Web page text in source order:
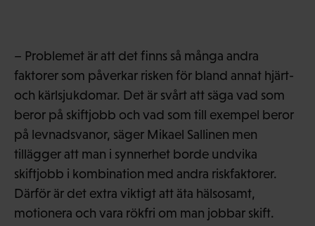
– Problemet är att det finns så många andra
faktorer som påverkar risken för bland annat hjärt-
och kärlsjukdomar. Det är svårt att säga vad som
beror på skiftjobb och vad som till exempel beror
på levnadsvanor, säger Mikael Sallinen men
tillägger att man i synnerhet borde undvika
skiftjobb i kombination med andra riskfaktorer.
Därför är det extra viktigt att äta hälsosamt,
motionera och vara rökfri om man jobbar skift.